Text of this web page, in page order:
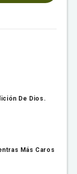
De Dios.
Más Caros